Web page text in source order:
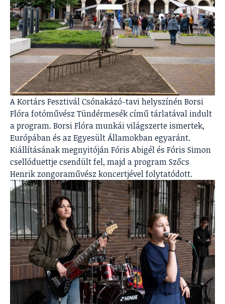
A Kortárs Fesztivál Csónakázó-tavi helyszínén Borsi
Flóra fotóművész Tündérmesék című tárlatával indult
a program. Borsi Flóra munkái világszerte ismertek,
Európában és az Egyesült Államokban egyaránt.
Kiállításának megnyitóján Fóris Abigél és Fóris Simon
csellóduettje csendült fel, majd a program Szőcs
Henrik zongoraművész koncertjével folytatódott.